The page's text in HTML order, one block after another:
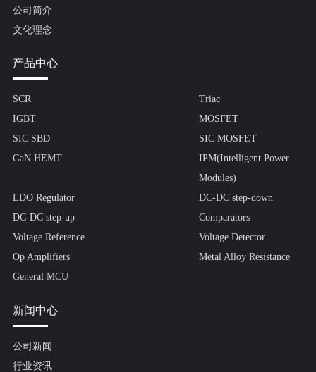
公司简介
文化理念
产品中心
SCR
Triac
IGBT
MOSFET
SIC SBD
SIC MOSFET
GaN HEMT
IPM(Intelligent Power
Modules)
LDO Regulator
DC-DC step-down
DC-DC step-up
Comparators
Voltage Reference
Voltage Detector
Op Amplifiers
Metal Alloy Resistance
General MCU
新闻中心
公司新闻
行业资讯